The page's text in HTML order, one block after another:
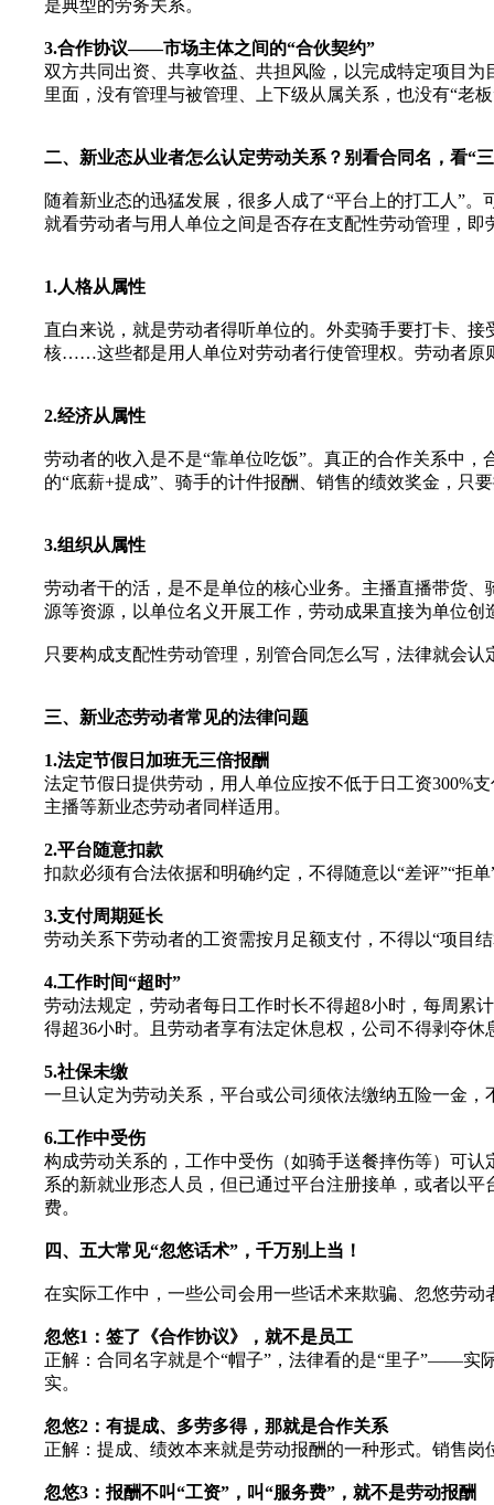
是典型的劳务关系。
3.合作协议——市场主体之间的“合伙契约”
双方共同出资、共享收益、共担风险，以完成特定项目
里面，没有管理与被管理、上下级从属关系，也没有“老
二、新业态从业者怎么认定劳动关系？别看合同名，看“
随着新业态的迅猛发展，很多人成了“平台上的打工人”
就看劳动者与用人单位之间是否存在支配性劳动管理，
1.人格从属性
直白来说，就是劳动者得听单位的。外卖骑手要打卡、
核……这些都是用人单位对劳动者行使管理权。劳动者原
2.经济从属性
劳动者的收入是不是“靠单位吃饭”。真正的合作关系中
的“底薪+提成”、骑手的计件报酬、销售的绩效奖金，只
3.组织从属性
劳动者干的活，是不是单位的核心业务。主播直播带货
源等资源，以单位名义开展工作，劳动成果直接为单位
只要构成支配性劳动管理，别管合同怎么写，法律就会
三、新业态劳动者常见的法律问题
1.法定节假日加班无三倍报酬
法定节假日提供劳动，用人单位应按不低于日工资300%
主播等新业态劳动者同样适用。
2.平台随意扣款
扣款必须有合法依据和明确约定，不得随意以“差评”“拒
3.支付周期延长
劳动关系下劳动者的工资需按月足额支付，不得以“项目
4.工作时间“超时”
劳动法规定，劳动者每日工作时长不得超8小时，每周累
得超36小时。且劳动者享有法定休息权，公司不得剥夺休
5.社保未缴
一旦认定为劳动关系，平台或公司须依法缴纳五险一金
6.工作中受伤
构成劳动关系的，工作中受伤（如骑手送餐摔伤等）可
系的新就业形态人员，但已通过平台注册接单，或者以
费。
四、五大常见“忽悠话术”，千万别上当！
在实际工作中，一些公司会用一些话术来欺骗、忽悠劳
忽悠1：签了《合作协议》，就不是员工
正解：合同名字就是个“帽子”，法律看的是“里子”——实
实。
忽悠2：有提成、多劳多得，那就是合作关系
正解：提成、绩效本来就是劳动报酬的一种形式。销售
忽悠3：报酬不叫“工资”，叫“服务费”，就不是劳动报酬